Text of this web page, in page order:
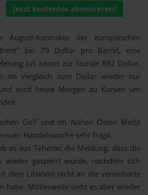
Jetzt kostenlos abonnieren!
Kontrakte der europäischen
bei 79 Dollar pro Barrel, eine
Juli kostet zur Stunde 892 Dollar.
im Vergleich zum Dollar wieder nur
wird heute Morgen zu Kursen um
Golf und im Nahen Osten bleibt
Handelswoche sehr fragil.
es aus Teheran die Meldung, dass die
wieder gesperrt wurde, nachdem sich
dem Libanon nicht an die vereinbarte
habe. Mittlerweile sieht es aber wieder